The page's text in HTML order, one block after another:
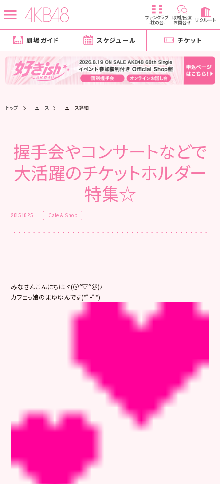
ファンクラブ
-柱の会-
取材/出演
お問合せ リクルート
劇場ガイド スケジュール チケット
トップ ニュース ニュース詳細
握手会やコンサートなどで
大活躍のチケットホルダー
特集☆
2015.10.25 Cafe & Shop
みなさんこんにちはヾ(＠°▽°＠)ﾉ
カフェっ娘のまゆゆんです(*ﾟｰﾟ*)